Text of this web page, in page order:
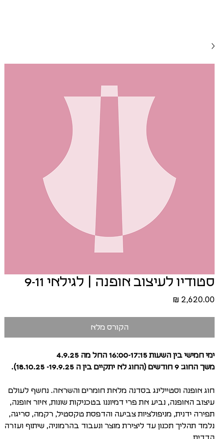
סטודיו לעיצוב אופנה | לגילאי 9-11
מחיר
הקורס מלא
ימי חמישי בין השעות 16:00-17:15 החל מה 4.9.25
משך החוג: 9 חודשים (החוג לא יתקיים בין ה 19.9.25- 18.10.25).
חוג אופנה וסטיילינג בסדנה מלאת חומרים והשראה. נחשף לעולם
עיצוב האופנה, נביע את פרי דמיוננו בטכניקות שונות, איור אופנה,
תפירה ידנית, מניפולציות צביעה והדפסת טקסטיל, רקמה, סריגה,
נלמד תהליך תכנון עד ליצירת מוצר ונעבוד בהרמוניה, שיתוף ועזרה